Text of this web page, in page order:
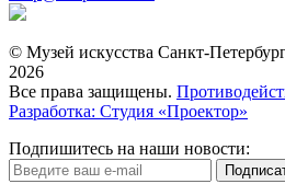
© Музей искусства Санкт-
2026
Все права защищены.
Разработка: Студия «Проектор»
Подпишитесь на наши новости: